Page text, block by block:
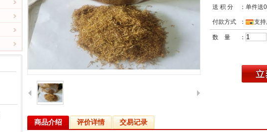
送 积 分 ：单件送
付款方式 ： 支
数 量 ：
商品介绍 评价详情 交易记录